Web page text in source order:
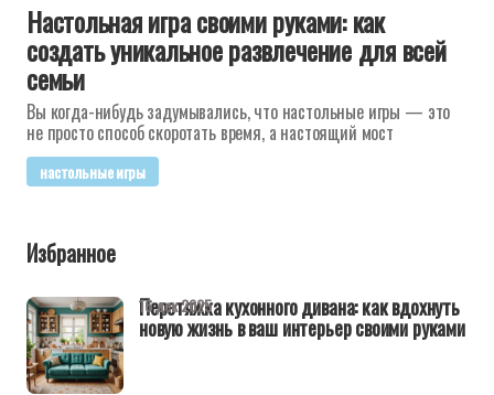
Настольная игра своими руками: как
создать уникальное развлечение для всей
семьи
Вы когда-нибудь задумывались, что настольные игры — это
не просто способ скоротать время, а настоящий мост
настольные игры
Избранное
Перетяжка кухонного дивана: как вдохнуть
новую жизнь в ваш интерьер своими руками
16 дек 2025